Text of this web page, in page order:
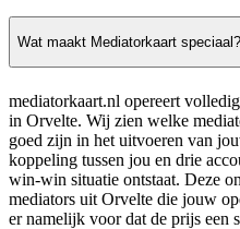
Wat maakt Mediatorkaart speciaal?
mediatorkaart.nl opereert
in Orvelte. Wij zien welke
goed zijn in het uitvoeren van
koppeling tussen jou en drie
win-win situatie ontstaat. Deze
mediators uit Orvelte die jouw
er namelijk voor dat de prijs een